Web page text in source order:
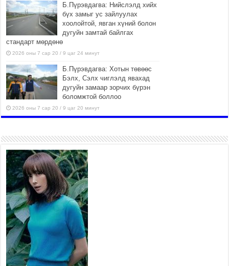
Б.Пүрэвдагва: Нийслэлд хийх
бүх замыг ус зайлуулах
хоолойтой, явган хүний болон
дугуйн замтай байлгах
стандарт мөрдөнө
2026 оны 7 сар 20 / 9 цаг 24 минут
Б.Пүрэвдагва: Хотын төвөөс
Бэлх, Сэлх чиглэлд явахад
дугуйн замаар зорчих бүрэн
боломжтой боллоо
2026 оны 7 сар 20 / 9 цаг 20 минут
шугам хоолойн ажил 80
хувьтай үргэлжилж байна
2026 оны 7 сар 20 / 9 цаг 14 минут
Усархаг аадар бороо орж
байгаа тул аюулгүй байдлаа
хангаж, үер усны аюулаас
сэрэмжлэхийг нийслэлийн
Онцгой байдлын газраас анхааруулж байна
2026 оны 7 сар 20 / 9 цаг 09 минут
311 алба хаагч, 119 техник хэрэгсэлтэй ажиллаж
үер усны аюул, болзошгүй эрсдэлээс сэргийлж
байна